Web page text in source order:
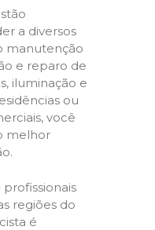
a diversos
manutenção
e reparo de
iluminação e
ou
você
melhor
regiões do
é